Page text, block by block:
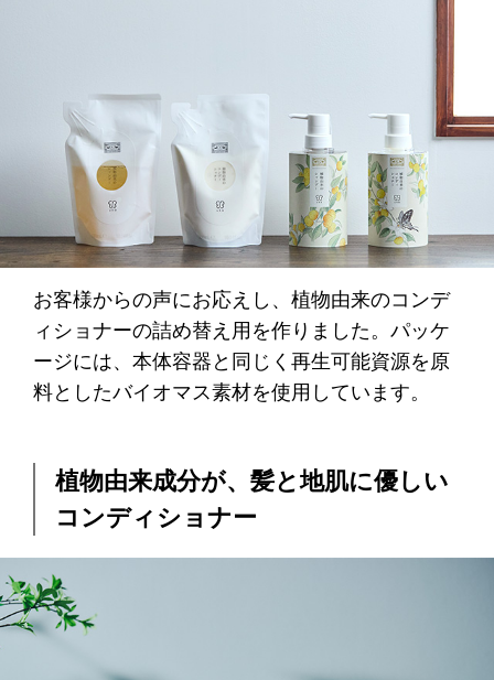
お客様からの声にお応えし、植物由来のコンデ
ィショナーの詰め替え用を作りました。パッケ
ージには、本体容器と同じく再生可能資源を原
料としたバイオマス素材を使用しています。
植物由来成分が、髪と地肌に優しい
コンディショナー